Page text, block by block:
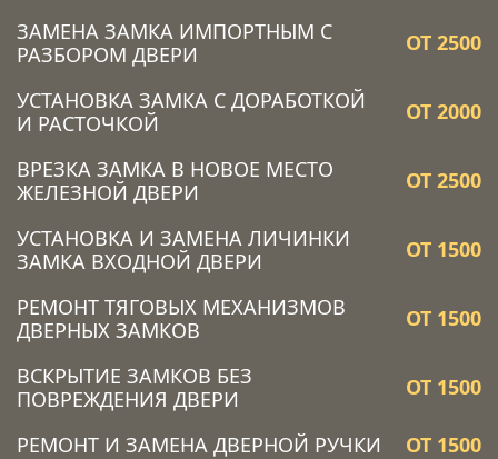
ЗАМЕНА ЗАМКА ИМПОРТНЫМ С
РАЗБОРОМ ДВЕРИ
ОТ 2500
УСТАНОВКА ЗАМКА C ДОРАБОТКОЙ
И РАСТОЧКОЙ
ОТ 2000
ВРЕЗКА ЗАМКА В НОВОЕ МЕСТО
ЖЕЛЕЗНОЙ ДВЕРИ
ОТ 2500
УСТАНОВКА И ЗАМЕНА ЛИЧИНКИ
ЗАМКА ВХОДНОЙ ДВЕРИ
ОТ 1500
РЕМОНТ ТЯГОВЫХ МЕХАНИЗМОВ
ДВЕРНЫХ ЗАМКОВ
ОТ 1500
ВСКРЫТИЕ ЗАМКОВ БЕЗ
ПОВРЕЖДЕНИЯ ДВЕРИ
ОТ 1500
РЕМОНТ И ЗАМЕНА ДВЕРНОЙ РУЧКИ
ОТ 1500